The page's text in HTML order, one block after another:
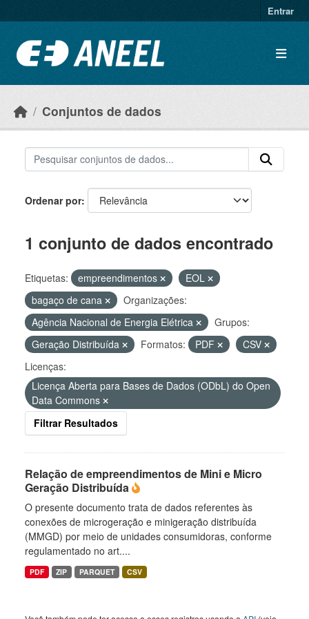
Entrar
Conjuntos de dados
Ordenar por
1 conjunto de dados encontrado
Etiquetas: empreendimentos
EOL
bagaço de cana
Organizações:
Agência Nacional de Energia Elétrica
Grupos:
Geração Distribuída
Formatos: PDF
CSV
Licenças:
Licença Aberta para Bases de Dados (ODbL) do Open
Data Commons
Filtrar Resultados
Relação de empreendimentos de Mini e Micro
Geração Distribuída
O presente documento trata de dados referentes às
conexões de microgeração e minigeração distribuída
(MMGD) por meio de unidades consumidoras, conforme
regulamentado no art....
PDF ZIP PARQUET CSV